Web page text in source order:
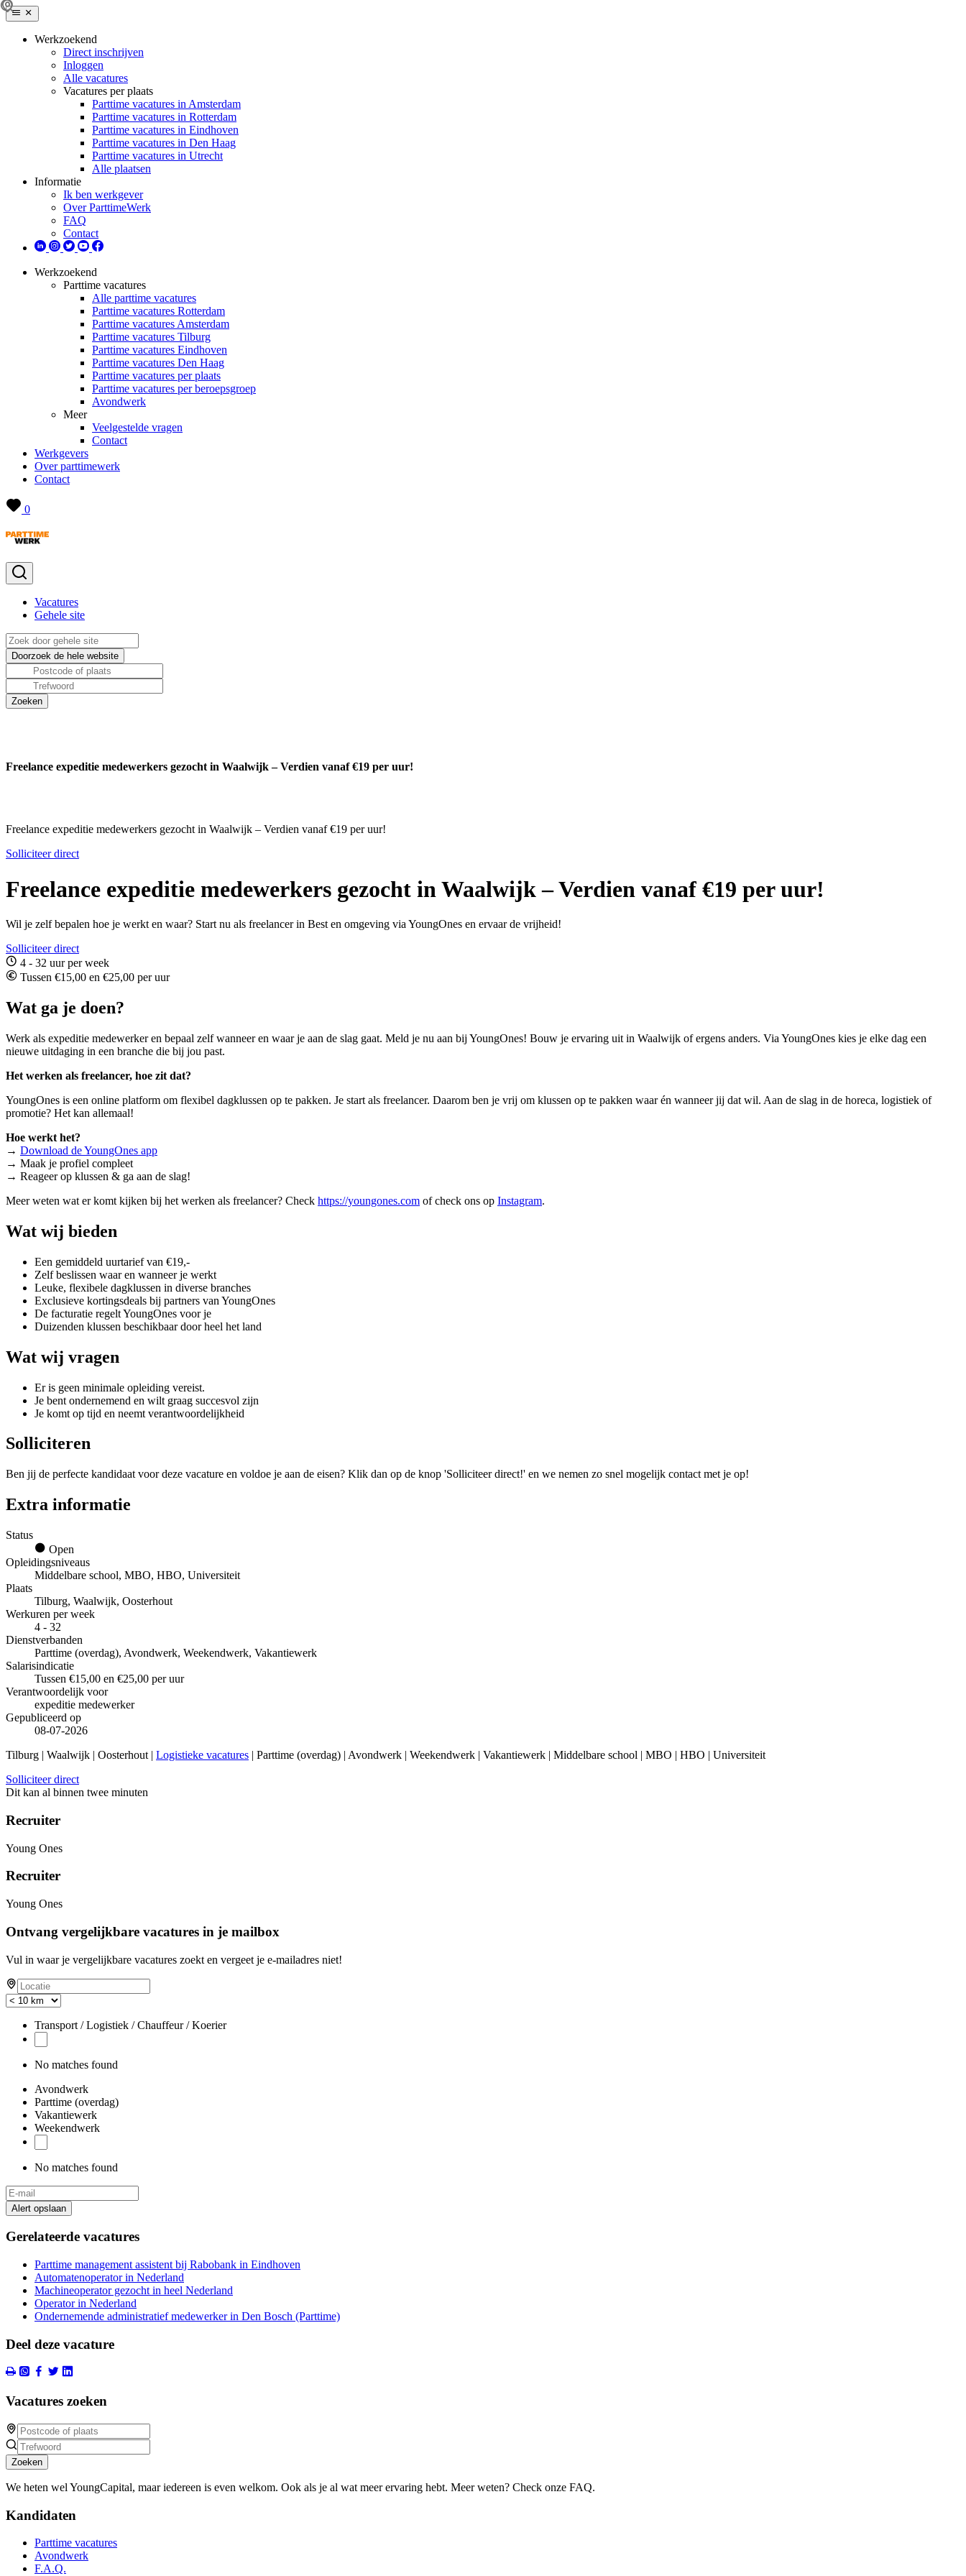
Werkzoekend
Direct inschrijven
Inloggen
Alle vacatures
Vacatures per plaats
Parttime vacatures in Amsterdam
Parttime vacatures in Rotterdam
Parttime vacatures in Eindhoven
Parttime vacatures in Den Haag
Parttime vacatures in Utrecht
Alle plaatsen
Informatie
Ik ben werkgever
Over ParttimeWerk
FAQ
Contact
Werkzoekend
Parttime vacatures
Alle parttime vacatures
Parttime vacatures Rotterdam
Parttime vacatures Amsterdam
Parttime vacatures Tilburg
Parttime vacatures Eindhoven
Parttime vacatures Den Haag
Parttime vacatures per plaats
Parttime vacatures per beroepsgroep
Avondwerk
Meer
Veelgestelde vragen
Contact
Werkgevers
Over parttimewerk
Contact
0
Vacatures
Gehele site
Freelance expeditie medewerkers gezocht in Waalwijk – Verdien vanaf €19 per uur!
Freelance expeditie medewerkers gezocht in Waalwijk – Verdien vanaf €19 per uur!
Solliciteer direct
Freelance expeditie medewerkers gezocht in Waalwijk – Verdien vanaf €19 per uur!
Wil je zelf bepalen hoe je werkt en waar? Start nu als freelancer in Best en omgeving via YoungOnes en ervaar de vrijheid!
Solliciteer direct
4 - 32 uur per week
Tussen €15,00 en €25,00 per uur
Wat ga je doen?
Werk als expeditie medewerker en bepaal zelf wanneer en waar je aan de slag gaat. Meld je nu aan bij YoungOnes! Bouw je ervaring uit in Waalwijk of ergens anders. Via YoungOnes kies je elke dag een
nieuwe uitdaging in een branche die bij jou past.
Het werken als freelancer, hoe zit dat?
YoungOnes is een online platform om flexibel dagklussen op te pakken. Je start als freelancer. Daarom ben je vrij om klussen op te pakken waar én wanneer jij dat wil. Aan de slag in de horeca, logistiek of
promotie? Het kan allemaal!
Hoe werkt het?
→ Download de YoungOnes app
→ Maak je profiel compleet
→ Reageer op klussen & ga aan de slag!
Meer weten wat er komt kijken bij het werken als freelancer? Check https://youngones.com of check ons op Instagram.
Wat wij bieden
Een gemiddeld uurtarief van €19,-
Zelf beslissen waar en wanneer je werkt
Leuke, flexibele dagklussen in diverse branches
Exclusieve kortingsdeals bij partners van YoungOnes
De facturatie regelt YoungOnes voor je
Duizenden klussen beschikbaar door heel het land
Wat wij vragen
Er is geen minimale opleiding vereist.
Je bent ondernemend en wilt graag succesvol zijn
Je komt op tijd en neemt verantwoordelijkheid
Solliciteren
Ben jij de perfecte kandidaat voor deze vacature en voldoe je aan de eisen? Klik dan op de knop 'Solliciteer direct!' en we nemen zo snel mogelijk contact met je op!
Extra informatie
Status
Open
Opleidingsniveaus
Middelbare school, MBO, HBO, Universiteit
Plaats
Tilburg, Waalwijk, Oosterhout
Werkuren per week
4 - 32
Dienstverbanden
Parttime (overdag), Avondwerk, Weekendwerk, Vakantiewerk
Salarisindicatie
Tussen €15,00 en €25,00 per uur
Verantwoordelijk voor
expeditie medewerker
Gepubliceerd op
08-07-2026
Tilburg | Waalwijk | Oosterhout | Logistieke vacatures | Parttime (overdag) | Avondwerk | Weekendwerk | Vakantiewerk | Middelbare school | MBO | HBO | Universiteit
Solliciteer direct
Dit kan al binnen twee minuten
Recruiter
Young Ones
Recruiter
Young Ones
Ontvang vergelijkbare vacatures in je mailbox
Vul in waar je vergelijkbare vacatures zoekt en vergeet je e-mailadres niet!
Transport / Logistiek / Chauffeur / Koerier
No matches found
Avondwerk
Parttime (overdag)
Vakantiewerk
Weekendwerk
No matches found
Alert opslaan
Gerelateerde vacatures
Parttime management assistent bij Rabobank in Eindhoven
Automatenoperator in Nederland
Machineoperator gezocht in heel Nederland
Operator in Nederland
Ondernemende administratief medewerker in Den Bosch (Parttime)
Deel deze vacature
Vacatures zoeken
Zoeken
We heten wel YoungCapital, maar iedereen is even welkom. Ook als je al wat meer ervaring hebt. Meer weten? Check onze FAQ.
Kandidaten
Parttime vacatures
Avondwerk
F.A.Q.